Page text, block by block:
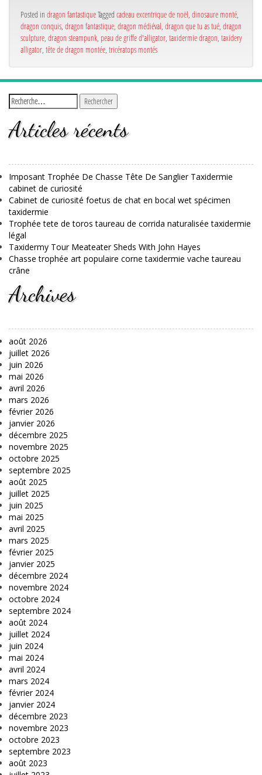
Posted in dragon fantastiqueTagged cadeau excentrique de noël dinosaure monté
dragon conquis dragon fantastique dragon médiéval dragon que tu as tué dragon
sculpture dragon steampunk peau de griffe d'alligator taxidermie dragon taxidery
alligator tête de dragon montée tricératops montés
Articles récents
Imposant Trophée De Chasse Tête De Sanglier Taxidermie
cabinet de curiosité
Cabinet de curiosité foetus de chat en bocal wet spécimen
taxidermie
Trophée tete de toros taureau de corrida naturalisée taxidermie
légal
Taxidermy Tour Meateater Sheds With John Hayes
Chasse trophée art populaire corne taxidermie vache taureau
crâne
Archives
août 2026
juillet 2026
juin 2026
mai 2026
avril 2026
mars 2026
février 2026
janvier 2026
décembre 2025
novembre 2025
octobre 2025
septembre 2025
août 2025
juillet 2025
juin 2025
mai 2025
avril 2025
mars 2025
février 2025
janvier 2025
décembre 2024
novembre 2024
octobre 2024
septembre 2024
août 2024
juillet 2024
juin 2024
mai 2024
avril 2024
mars 2024
février 2024
janvier 2024
décembre 2023
novembre 2023
octobre 2023
septembre 2023
août 2023